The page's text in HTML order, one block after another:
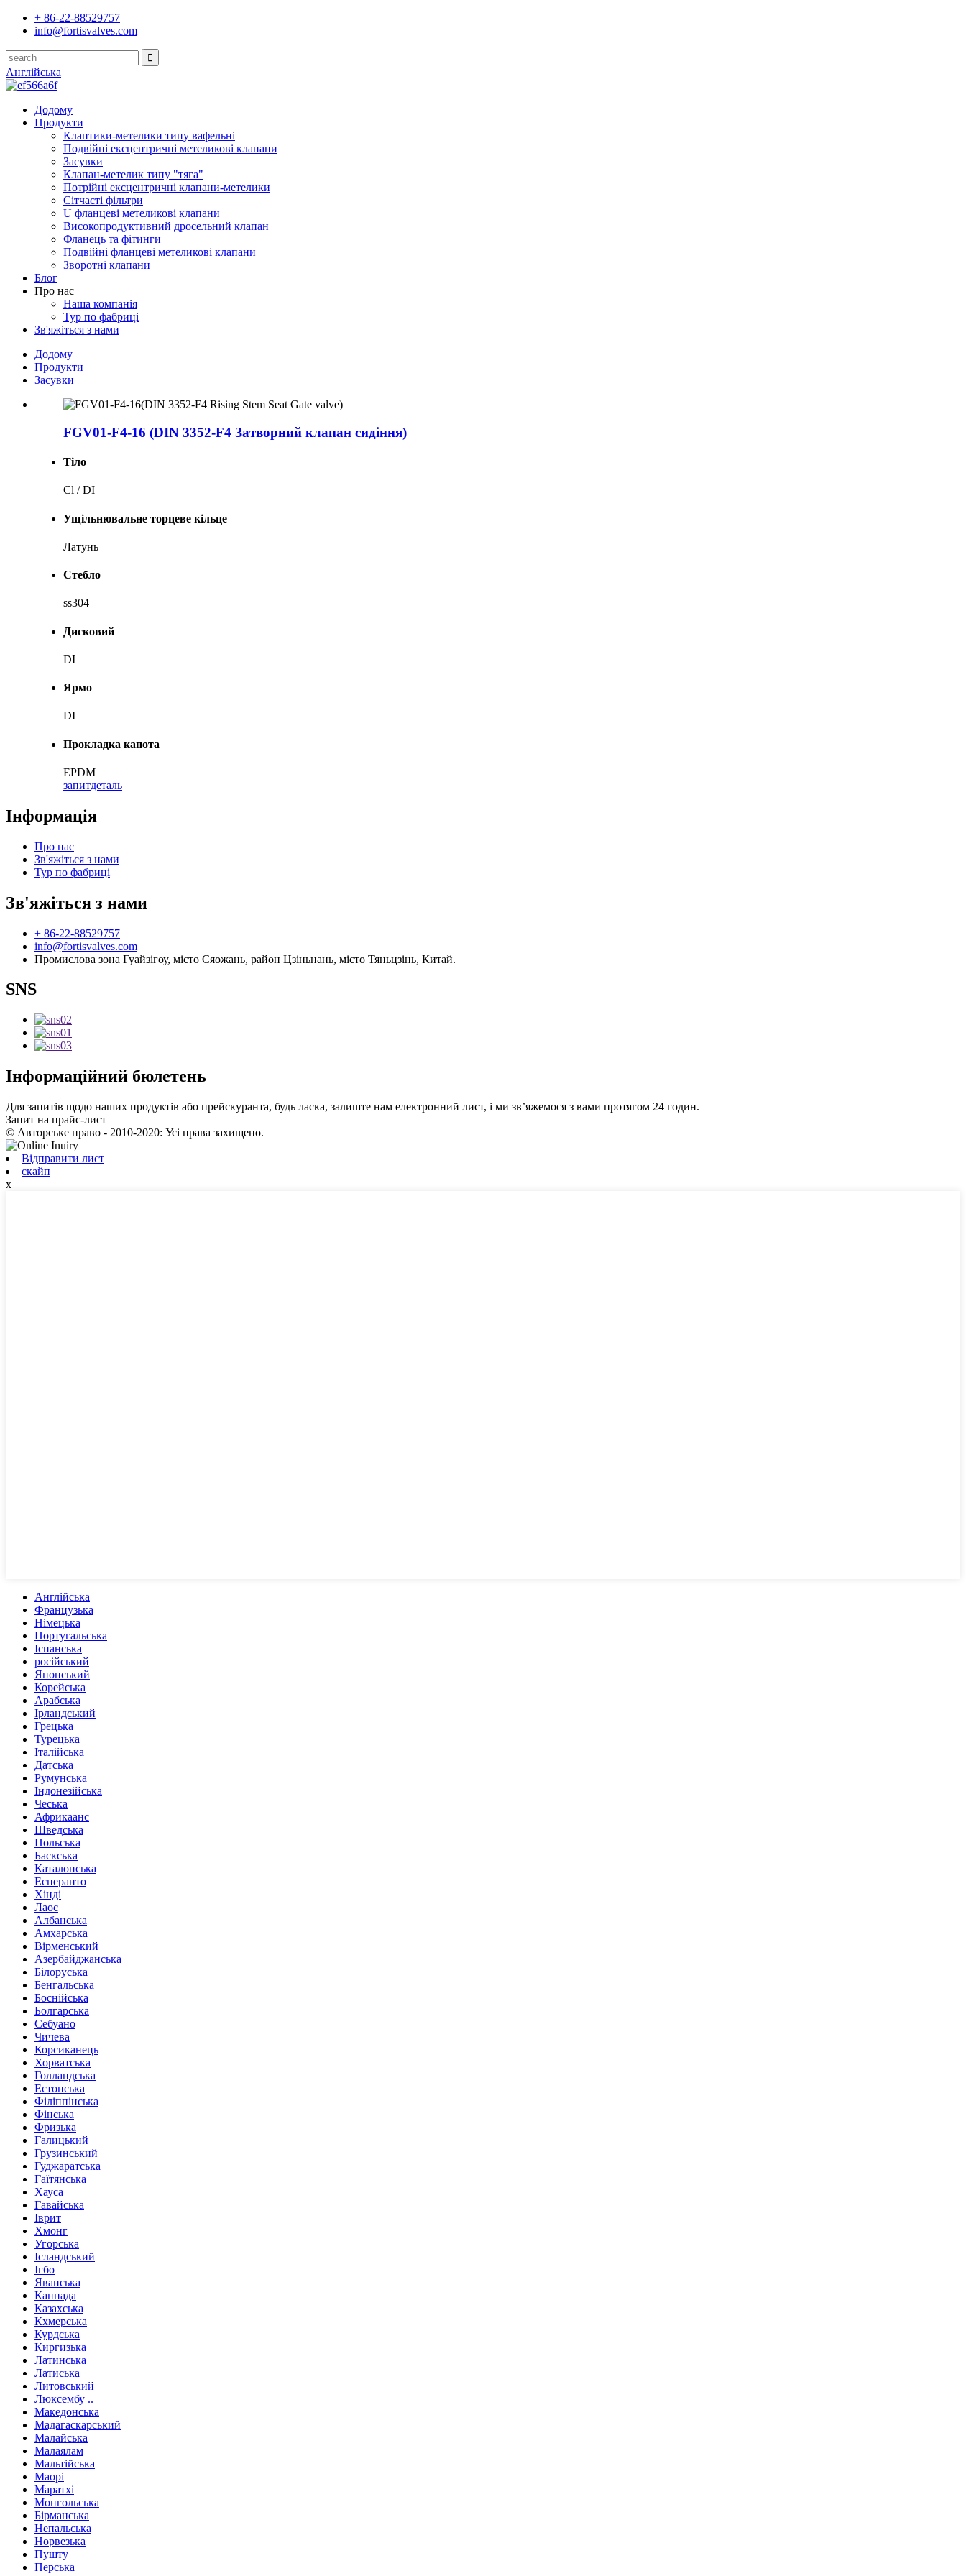
+ 86-22-88529757
info@fortisvalves.com
Англійська
Додому
Продукти
Клаптики-метелики типу вафельні
Подвійні ексцентричні метеликові клапани
Засувки
Клапан-метелик типу "тяга"
Потрійні ексцентричні клапани-метелики
Сітчасті фільтри
U фланцеві метеликові клапани
Високопродуктивний дросельний клапан
Фланець та фітинги
Подвійні фланцеві метеликові клапани
Зворотні клапани
Блог
Про нас
Наша компанія
Тур по фабриці
Зв'яжіться з нами
Додому
Продукти
Засувки
FGV01-F4-16 (DIN 3352-F4 Затворний клапан сидіння)
Тіло
Cl / DI
Ущільнювальне торцеве кільце
Латунь
Стебло
ss304
Дисковий
DI
Ярмо
DI
Прокладка капота
EPDM
запитдеталь
Інформація
Про нас
Зв'яжіться з нами
Тур по фабриці
Зв'яжіться з нами
+ 86-22-88529757
info@fortisvalves.com
Промислова зона Гуайзігоу, місто Сяожань, район Цзіньнань, місто Тяньцзінь, Китай.
SNS
Інформаційний бюлетень
Для запитів щодо наших продуктів або прейскуранта, будь ласка, залиште нам електронний лист, і ми зв’яжемося з вами протягом 24 годин.
Запит на прайс-лист
© Авторське право - 2010-2020: Усі права захищено.
Відправити лист
скайп
x
Англійська
Французька
Німецька
Португальська
Іспанська
російський
Японський
Корейська
Арабська
Ірландський
Грецька
Турецька
Італійська
Датська
Румунська
Індонезійська
Чеська
Африкаанс
Шведська
Польська
Баскська
Каталонська
Есперанто
Хінді
Лаос
Албанська
Амхарська
Вірменський
Азербайджанська
Білоруська
Бенгальська
Боснійська
Болгарська
Себуано
Чичева
Корсиканець
Хорватська
Голландська
Естонська
Філіппінська
Фінська
Фризька
Галицький
Грузинський
Гуджаратська
Гаїтянська
Хауса
Гавайська
Іврит
Хмонг
Угорська
Ісландський
Ігбо
Яванська
Каннада
Казахська
Кхмерська
Курдська
Киргизька
Латинська
Латиська
Литовський
Люксембу ..
Македонська
Мадагаскарський
Малайська
Малаялам
Мальтійська
Маорі
Маратхі
Монгольська
Бірманська
Непальська
Норвезька
Пушту
Перська